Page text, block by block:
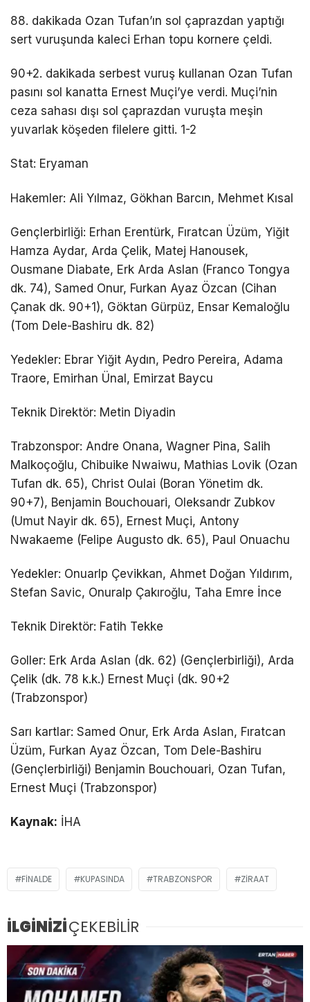
88. dakikada Ozan Tufan’ın sol çaprazdan yaptığı
sert vuruşunda kaleci Erhan topu kornere çeldi.
90+2. dakikada serbest vuruş kullanan Ozan Tufan
pasını sol kanatta Ernest Muçi’ye verdi. Muçi’nin
ceza sahası dışı sol çaprazdan vuruşta meşin
yuvarlak köşeden filelere gitti. 1-2
Stat: Eryaman
Hakemler: Ali Yılmaz, Gökhan Barcın, Mehmet Kısal
Gençlerbirliği: Erhan Erentürk, Fıratcan Üzüm, Yiğit
Hamza Aydar, Arda Çelik, Matej Hanousek,
Ousmane Diabate, Erk Arda Aslan (Franco Tongya
dk. 74), Samed Onur, Furkan Ayaz Özcan (Cihan
Çanak dk. 90+1), Göktan Gürpüz, Ensar Kemaloğlu
(Tom Dele-Bashiru dk. 82)
Yedekler: Ebrar Yiğit Aydın, Pedro Pereira, Adama
Traore, Emirhan Ünal, Emirzat Baycu
Teknik Direktör: Metin Diyadin
Trabzonspor: Andre Onana, Wagner Pina, Salih
Malkoçoğlu, Chibuike Nwaiwu, Mathias Lovik (Ozan
Tufan dk. 65), Christ Oulai (Boran Yönetim dk.
90+7), Benjamin Bouchouari, Oleksandr Zubkov
(Umut Nayir dk. 65), Ernest Muçi, Antony
Nwakaeme (Felipe Augusto dk. 65), Paul Onuachu
Yedekler: Onuarlp Çevikkan, Ahmet Doğan Yıldırım,
Stefan Savic, Onuralp Çakıroğlu, Taha Emre İnce
Teknik Direktör: Fatih Tekke
Goller: Erk Arda Aslan (dk. 62) (Gençlerbirliği), Arda
Çelik (dk. 78 k.k.) Ernest Muçi (dk. 90+2
(Trabzonspor)
Sarı kartlar: Samed Onur, Erk Arda Aslan, Fıratcan
Üzüm, Furkan Ayaz Özcan, Tom Dele-Bashiru
(Gençlerbirliği) Benjamin Bouchouari, Ozan Tufan,
Ernest Muçi (Trabzonspor)
Kaynak: İHA
FINALDE KUPASINDA TRABZONSPOR ZIRAAT
İLGİNİZİÇEKEBİLİR